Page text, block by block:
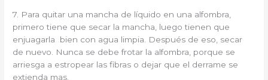
7. Para quitar una mancha de líquido en una alfombra,
primero tiene que secar la mancha, luego tienen que
enjuagarla bien con agua limpia. Después de eso, secar
de nuevo. Nunca se debe frotar la alfombra, porque se
arriesga a estropear las fibras o dejar que el derrame se
extienda mas.